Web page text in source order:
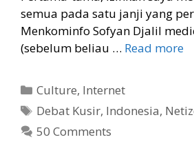
semua pada satu janji yang
Menkominfo Sofyan Djalil
(sebelum beliau … Read more
Categories
Culture, Internet
Tags
Debat Kusir, Indonesia,
50 Comments